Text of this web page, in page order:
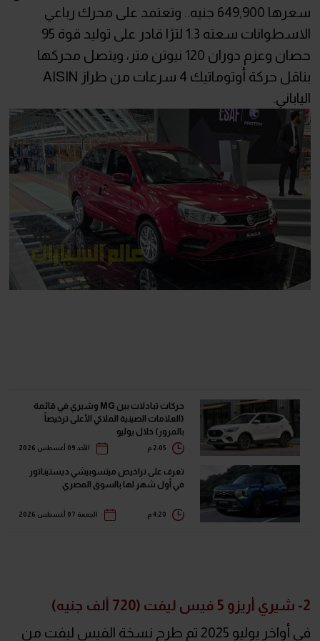
سعرها 649,900 جنيه.. وتعتمد على محرك رباعي
الاسطوانات سعته 1.3 لترًا قادر على توليد قوة 95
حصان وعزم دوران 120 نيوتن متر، ويتصل محركها
بناقل حركة أوتوماتيك 4 سرعات من طراز AISIN
الياباني.
حركات تبادلات بين MG وشيري في قائمة
(العلامات الصينية الملاكي الأعلى ترخيصاً
بالمرور) خلال يوليو
الأحد 09 أغسطس 2026
تعرف على تراخيص ميتسوبيشي ديستيناتور
في أول شهر لها بالسوق المصري
الجمعة 07 أغسطس 2026
2- شيري أريزو 5 فيس ليفت (720 ألف جنيه)
في أواخر يوليو 2025 تم طرح نسخة الفيس ليفت من